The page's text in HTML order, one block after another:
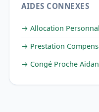
AIDES CONNEXES
→ Allocation
→ Prestation
→ Congé Proche